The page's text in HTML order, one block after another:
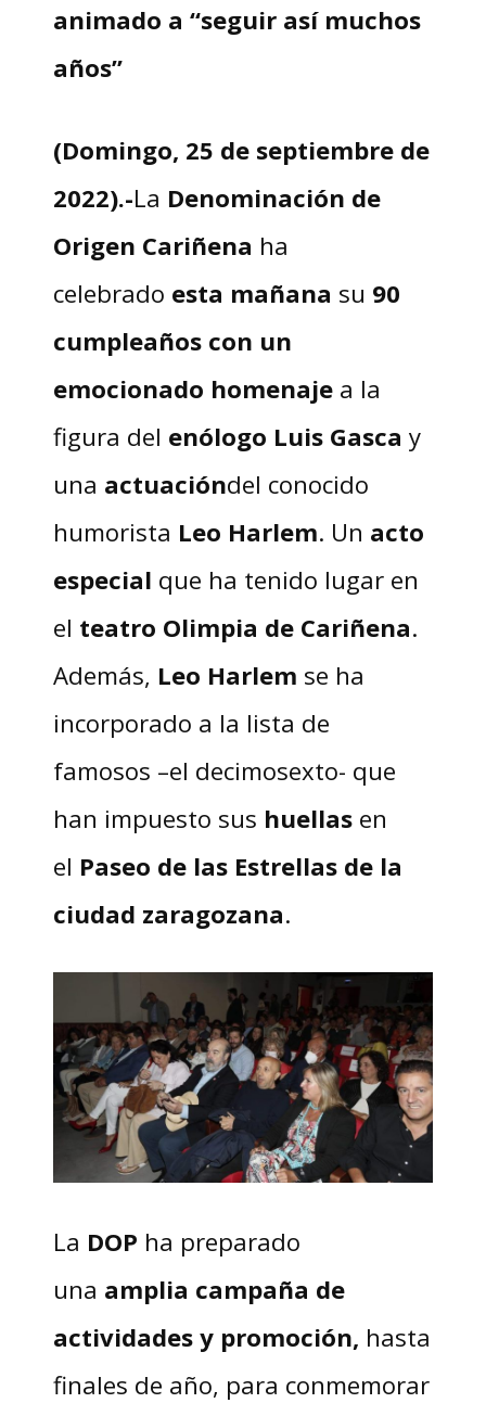
animado a “seguir así muchos
años”
(Domingo, 25 de septiembre de
2022).-La Denominación de
Origen Cariñena ha
celebrado esta mañana su 90
cumpleaños con un
emocionado homenajea la
figura del enólogo Luis Gasca y
una actuacióndel conocido
humorista Leo Harlem. Un acto
especial que ha tenido lugar en
el teatro Olimpia de Cariñena.
Además, Leo Harlem se ha
incorporado a la lista de
famosos –el decimosexto- que
han impuesto sus huellasen
el Paseo de las Estrellas de la
ciudad zaragozana.
La DOP ha preparado
una amplia campaña de
actividades y promoción, hasta
finales de año, para conmemorar